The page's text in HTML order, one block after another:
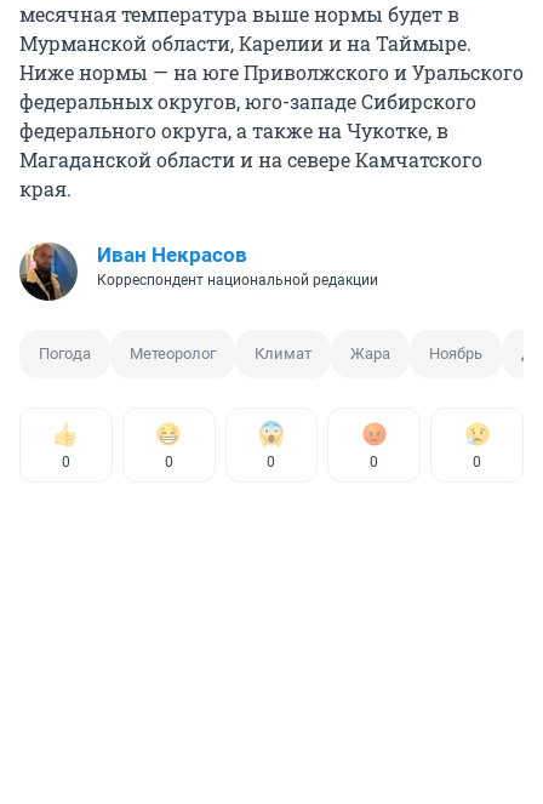
месячная температура выше нормы будет в
Мурманской области, Карелии и на Таймыре.
Ниже нормы — на юге Приволжского и Уральского
федеральных округов, юго-западе Сибирского
федерального округа, а также на Чукотке, в
Магаданской области и на севере Камчатского
края.
Иван Некрасов
Корреспондент национальной редакции
Погода Метеоролог Климат Жара Ноябрь
0 0 0 0 0